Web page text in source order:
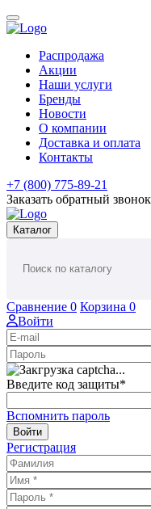
Распродажа
Акции
Наши услуги
Бренды
Новости
О компании
Доставка и оплата
Контакты
+7 (800) 775-89-21
Заказать обратный звонок
Каталог
Сравнение 0 Корзина 0
Войти
Введите код защиты*
Вспомнить пароль
Войти
Регистрация